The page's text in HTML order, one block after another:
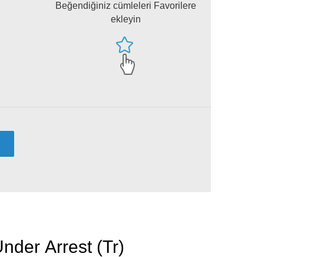
Beğendiğiniz cümleleri Favorilere
ekleyin
Arrest (Tr)